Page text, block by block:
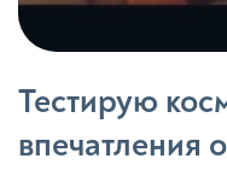
Тестирую
впечатления